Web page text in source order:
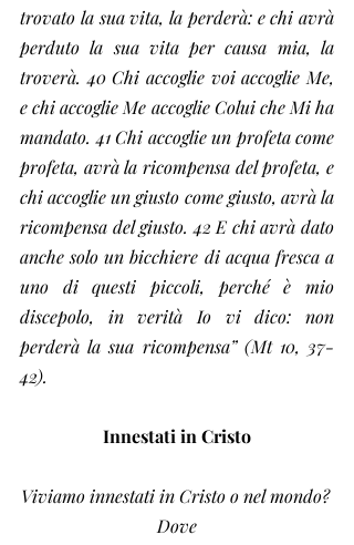
trovato la sua vita, la perderà: e chi avrà
perduto la sua vita per causa mia, la
troverà. 40 Chi accoglie voi accoglie Me,
e chi accoglie Me accoglie Colui che Mi ha
mandato. 41 Chi accoglie un profeta come
profeta, avrà la ricompensa del profeta, e
chi accoglie un giusto come giusto, avrà la
ricompensa del giusto. 42 E chi avrà dato
anche solo un bicchiere di acqua fresca a
uno di questi piccoli, perché è mio
discepolo, in verità Io vi dico: non
perderà la sua ricompensa” (Mt 10, 37-
42).
Innestati in Cristo
Viviamo innestati in Cristo o nel mondo?
Dove